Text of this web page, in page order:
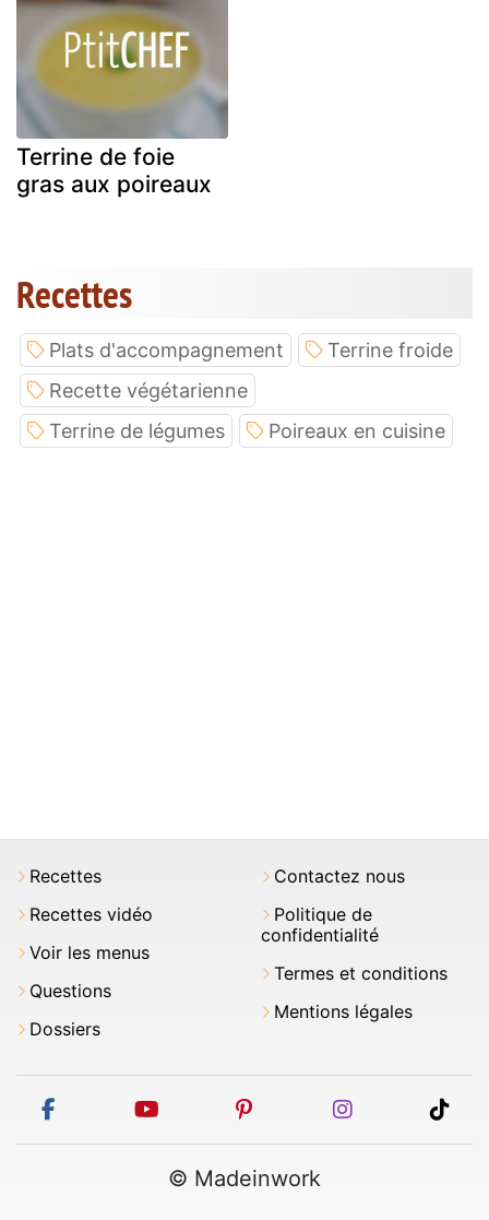
Terrine de foie
gras aux poireaux
Recettes
Plats d'accompagnement
Terrine froide
Recette végétarienne
Terrine de légumes
Poireaux en cuisine
Recettes
Recettes vidéo
Voir les menus
Questions
Dossiers
Contactez nous
Politique de
confidentialité
Termes et conditions
Mentions légales
facebook youtube pinterest instagram
© Madeinwork